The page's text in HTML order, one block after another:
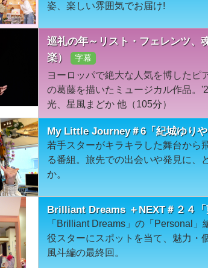
姿、楽しい雰囲気でお届け!
巡礼の年～リスト・フェレンツ、
楽）
字幕
ヨーロッパで絶大な人気を博したピ
の葛藤を描いたミュージカル作品。
光、星風まどか 他（105分）
My Little Journey＃6「紀城ゆりや
若手スターがキラキラした舞台から
る番組。旅先での出会いや発見に、
か。
Brilliant Dreams ＋NEXT＃２４「
「Brilliant Dreams」の「Personal
役スターにスポットを当て、魅力・
風斗編の最終回。